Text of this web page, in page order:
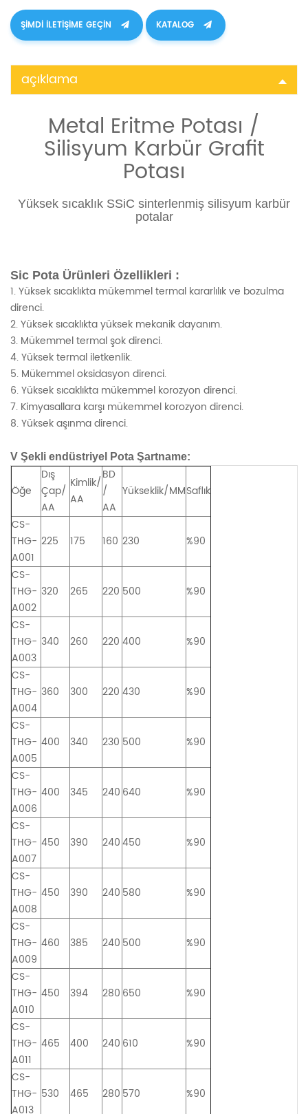
ŞIMDI ILETIŞIME GEÇIN KATALOG
açıklama
Metal Eritme Potası /
Silisyum Karbür Grafit
Potası
Yüksek sıcaklık SSiC sinterlenmiş silisyum karbür
potalar
Sic Pota Ürünleri Özellikleri :
1. Yüksek sıcaklıkta mükemmel termal kararlılık ve bozulma
direnci.
2. Yüksek sıcaklıkta yüksek mekanik dayanım.
3. Mükemmel termal şok direnci.
4. Yüksek termal iletkenlik.
5. Mükemmel oksidasyon direnci.
6. Yüksek sıcaklıkta mükemmel korozyon direnci.
7. Kimyasallara karşı mükemmel korozyon direnci.
8. Yüksek aşınma direnci.
V Şekli endüstriyel Pota Şartname:
Öğe
Dış
Çap/
AA
Kimlik/
AA
BD
/
AA
Yükseklik/MMSaflık
CS-
THG-
A001
225 175 160 230 %90
CS-
THG-
A002
320 265 220 500 %90
CS-
THG-
A003
340 260 220 400 %90
CS-
THG-
A004
360 300 220 430 %90
CS-
THG-
A005
400 340 230 500 %90
CS-
THG-
A006
400 345 240 640 %90
CS-
THG-
A007
450 390 240450 %90
CS-
THG-
A008
450 390 240 580 %90
CS-
THG-
A009
460 385 240 500 %90
CS-
THG-
A010
450 394 280 650 %90
CS-
THG-
A011
465 400 240 610 %90
CS-
THG-
A013
530 465 280 570 %90